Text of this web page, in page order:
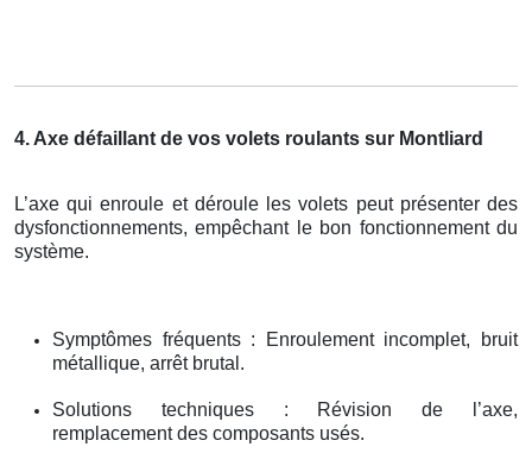
4. Axe défaillant de vos volets roulants sur Montliard
L’axe qui enroule et déroule les volets peut présenter des
dysfonctionnements, empêchant le bon fonctionnement du
système.
Symptômes fréquents : Enroulement incomplet, bruit
métallique, arrêt brutal.
Solutions techniques : Révision de l’axe,
remplacement des composants usés.